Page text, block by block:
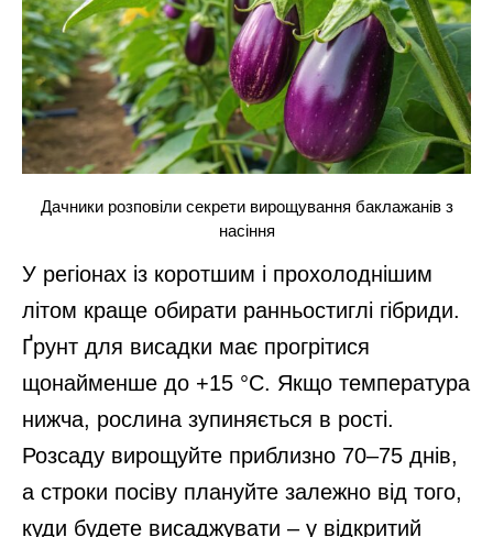
Дачники розповіли секрети вирощування баклажанів з
насіння
У регіонах із коротшим і прохолоднішим
літом краще обирати ранньостиглі гібриди.
Ґрунт для висадки має прогрітися
щонайменше до +15 °C. Якщо температура
нижча, рослина зупиняється в рості.
Розсаду вирощуйте приблизно 70–75 днів,
а строки посіву плануйте залежно від того,
куди будете висаджувати – у відкритий